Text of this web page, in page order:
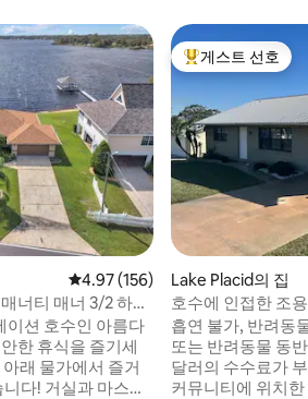
평점 4.97점(5점 만점), 후기 156개
4.97 (156)
너티 매너 3/2 하우
션 호수인 아름다
한 휴식을 즐기세
래 물가에서 즐거
마스터
상위 게스트 선호
게스트 선호
Lake Placid의 집
호수에 인접한 조
흡연 불가, 반려동
또는 반려동물 동
달러의 수수료가
커뮤니티에 위치